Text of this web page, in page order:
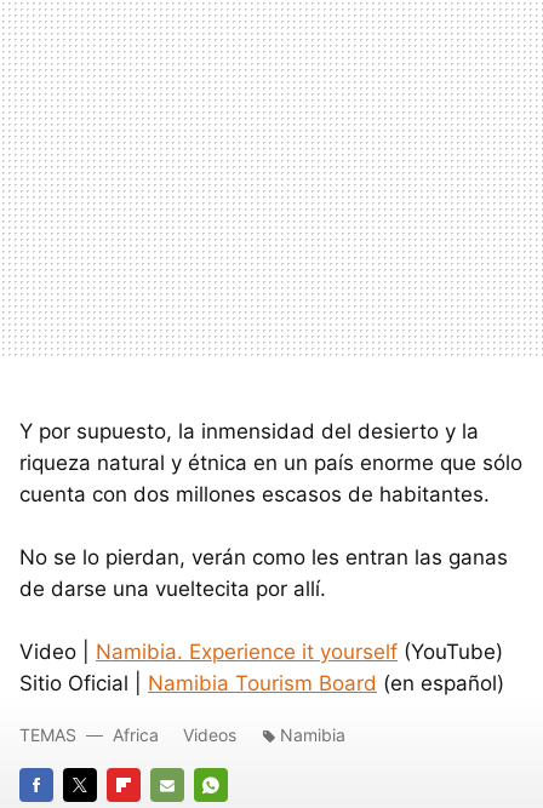
Y por supuesto, la inmensidad del desierto y la
riqueza natural y étnica en un país enorme que sólo
cuenta con dos millones escasos de habitantes.
No se lo pierdan, verán como les entran las ganas
de darse una vueltecita por allí.
Video | Namibia. Experience it yourself (YouTube)
Sitio Oficial | Namibia Tourism Board (en español)
TEMAS Africa Videos Namibia